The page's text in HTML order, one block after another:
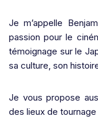
Je m’appelle
passion pour le
témoignage sur le
sa culture, son
Je vous propose
des lieux de